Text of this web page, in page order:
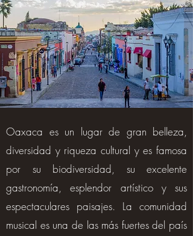
Oaxaca es un lugar de gran belleza,
diversidad y riqueza cultural y es famosa
por su biodiversidad, su excelente
gastronomía, esplendor artístico y sus
espectaculares paisajes. La comunidad
musical es una de las más fuertes del país